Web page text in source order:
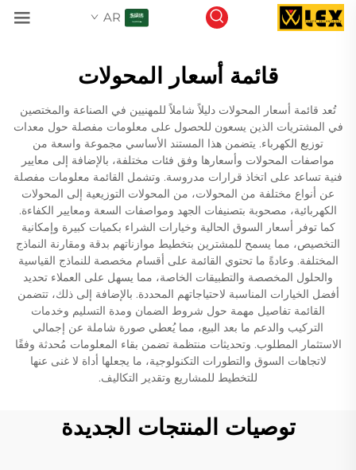
AR
قائمة أسعار المحولات
تُعد قائمة أسعار المحولات دليلاً شاملاً للمهنيين في الصناعة والمختصين
في المشتريات الذين يسعون للحصول على معلومات مفصلة حول معدات
توزيع الكهرباء. يتضمن هذا المستند الأساسي مجموعة واسعة من
مواصفات المحولات وأسعارها وفق فئات مختلفة، بالإضافة إلى معايير
فنية تساعد على اتخاذ قرارات مدروسة. وتشمل القائمة معلومات مفصلة
عن أنواع مختلفة من المحولات، من المحولات التوزيعية إلى المحولات
الكهربائية، مصحوبة بتصنيفات الجهد ومواصفات السعة ومعايير الكفاءة.
كما توفر أسعار السوق الحالية وخيارات الشراء بكميات كبيرة وإمكانية
التخصيص، مما يسمح للمشترين بتخطيط موازناتهم بدقة ومقارنة النماذج
المختلفة. وعادةً ما تحتوي القائمة على أقسام مخصصة للنماذج القياسية
والحلول المخصصة والتطبيقات الخاصة، مما يسهل على العملاء تحديد
أفضل الخيارات المناسبة لاحتياجاتهم المحددة. بالإضافة إلى ذلك، تتضمن
القائمة تفاصيل مهمة حول شروط الضمان ومدة التسليم وخدمات
التركيب والدعم ما بعد البيع، مما يُعطي صورة شاملة عن إجمالي
الاستثمار المطلوب. وتحديثات منتظمة تضمن بقاء المعلومات مُحدثة وفقًا
لاتجاهات السوق والتطورات التكنولوجية، ما يجعلها أداة لا غنى عنها
للتخطيط للمشاريع وتقدير التكاليف.
توصيات المنتجات الجديدة